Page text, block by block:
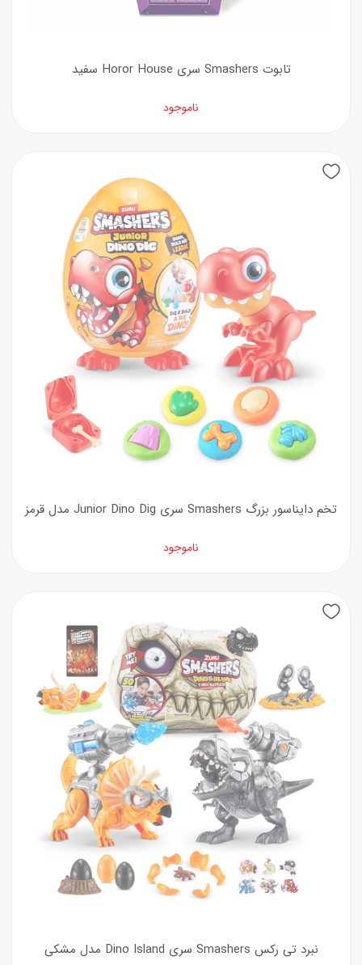
تابوت Smashers سری Horor House سفید
ناموجود
تخم دایناسور بزرگ Smashers سری Junior Dino Dig مدل قرمز
ناموجود
نبرد تی رکس Smashers سری Dino Island مدل مشکی